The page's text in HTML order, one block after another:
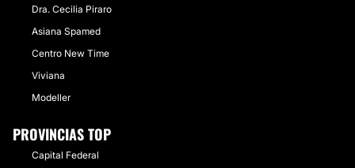
Dra. Cecilia Piraro
Asiana Spamed
Centro New Time
Viviana
Modeller
PROVINCIAS TOP
Capital Federal